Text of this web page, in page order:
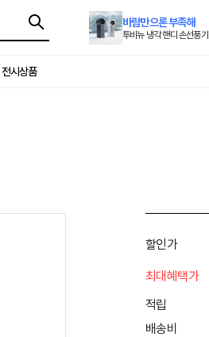
바람만으론 부족해
투비뉴 냉각 핸디 손선풍기
전시상품
할인가
최대혜택가
적립
배송비